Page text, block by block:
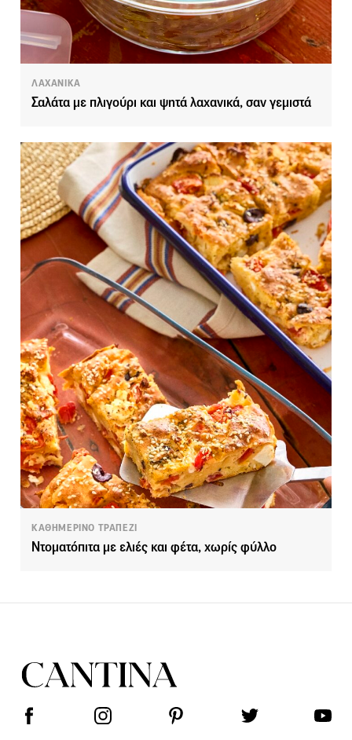
ΛΑΧΑΝΙΚΑ
Σαλάτα με πλιγούρι και ψητά λαχανικά, σαν γεμιστά
ΚΑΘΗΜΕΡΙΝΟ ΤΡΑΠΕΖΙ
Ντοματόπιτα με ελιές και φέτα, χωρίς φύλλο